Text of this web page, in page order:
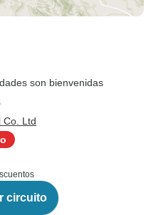
son bienvenidas
Co. Ltd
circuito